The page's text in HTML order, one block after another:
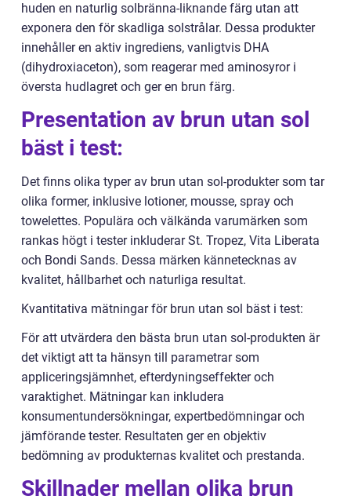
huden en naturlig solbränna-liknande färg utan att
exponera den för skadliga solstrålar. Dessa produkter
innehåller en aktiv ingrediens, vanligtvis DHA
(dihydroxiaceton), som reagerar med aminosyror i
översta hudlagret och ger en brun färg.
Presentation av brun utan sol
bäst i test:
Det finns olika typer av brun utan sol-produkter som tar
olika former, inklusive lotioner, mousse, spray och
towelettes. Populära och välkända varumärken som
rankas högt i tester inkluderar St. Tropez, Vita Liberata
och Bondi Sands. Dessa märken kännetecknas av
kvalitet, hållbarhet och naturliga resultat.
Kvantitativa mätningar för brun utan sol bäst i test:
För att utvärdera den bästa brun utan sol-produkten är
det viktigt att ta hänsyn till parametrar som
appliceringsjämnhet, efterdyningseffekter och
varaktighet. Mätningar kan inkludera
konsumentundersökningar, expertbedömningar och
jämförande tester. Resultaten ger en objektiv
bedömning av produkternas kvalitet och prestanda.
Skillnader mellan olika brun